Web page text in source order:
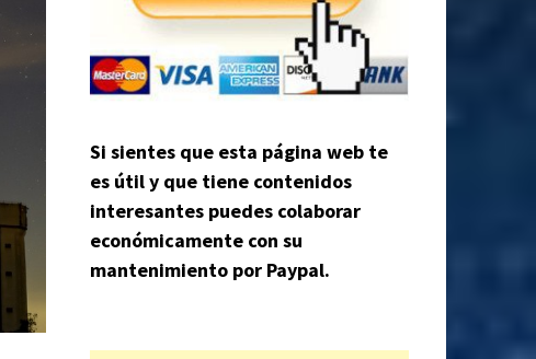
Si sientes que esta página web te
es útil y que tiene contenidos
interesantes puedes colaborar
económicamente con su
mantenimiento por Paypal.